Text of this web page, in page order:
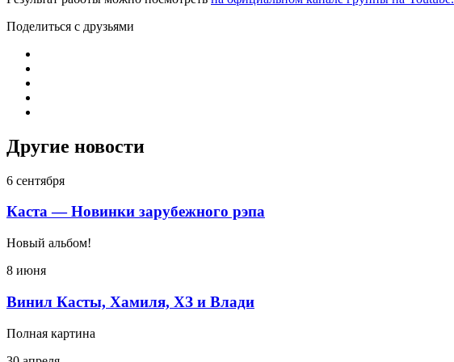
Поделиться с друзьями
Другие новости
6 сентября
Каста — Новинки зарубежного рэпа
Новый альбом!
8 июня
Винил Касты, Хамиля, ХЗ и Влади
Полная картина